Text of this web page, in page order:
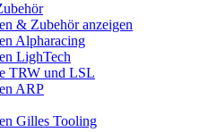
& Zubehör anzeigen
Alpharacing
LighTech
TRW und LSL
ARP
Gilles Tooling